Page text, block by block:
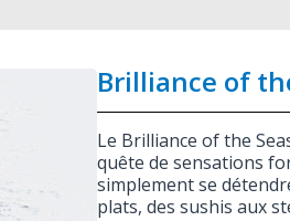
Brilliance of
Le Brilliance of the
quête de sensations
simplement se
plats, des sushis aux